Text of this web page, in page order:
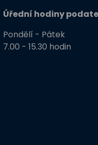
Úřední hodiny
Pondělí - Pátek
7.00 - 15.30 hodin